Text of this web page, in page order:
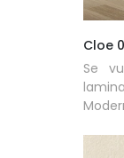
Cloe
Se